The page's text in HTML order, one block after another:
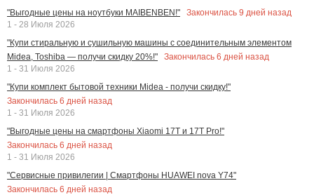
"Выгодные цены на ноутбуки MAIBENBEN!"
Закончилась 9 дней назад
1 - 28 Июля 2026
"Купи стиральную и сушильную машины с соединительным элементом
Midea, Toshiba — получи скидку 20%!"
Закончилась 6 дней назад
1 - 31 Июля 2026
"Купи комплект бытовой техники Midea - получи скидку!"
Закончилась 6 дней назад
1 - 31 Июля 2026
"Выгодные цены на смартфоны Xiaomi 17T и 17T Pro!"
Закончилась 6 дней назад
1 - 31 Июля 2026
"Сервисные привилегии | Смартфоны HUAWEI nova Y74"
Закончилась 6 дней назад